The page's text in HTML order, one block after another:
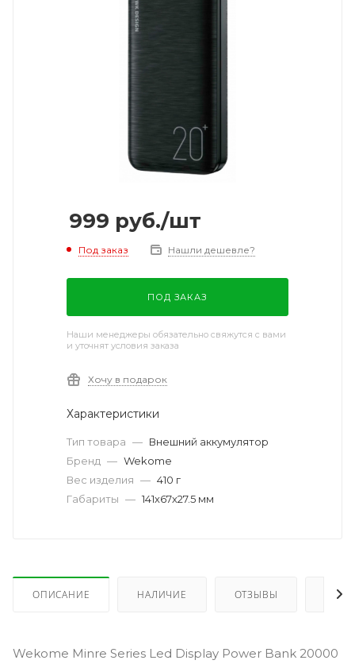
999 руб./шт
Под заказ Нашли дешевле?
ПОД ЗАКАЗ
Наши менеджеры обязательно свяжутся с вами
и уточнят условия заказа
Хочу в подарок
Характеристики
Тип товара — Внешний аккумулятор
Бренд — Wekome
Вес изделия — 410 г
Габариты — 141х67х27.5 мм
ОПИСАНИЕ НАЛИЧИЕ ОТЗЫВЫ КАК
Wekome Minre Series Led Display Power Bank 20000